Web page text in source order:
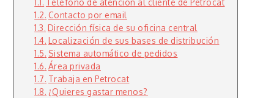
Contacto por email
Dirección física de su oficina central
Localización de sus bases de distribución
Sistema automático de pedidos
Área privada
Trabaja en Petrocat
¿Quieres gastar menos?